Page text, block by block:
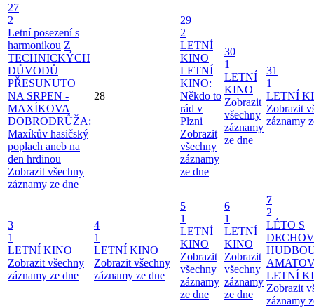
27
2
Letní posezení s
harmonikou Z
TECHNICKÝCH
DŮVODŮ
PŘESUNUTO
NA SRPEN -
MAXÍKOVA
DOBRODRŮŽA:
Maxíkův hasičský
poplach aneb na
den hrdinou
Zobrazit všechny
záznamy ze dne
28
29
2
LETNÍ
KINO
LETNÍ
KINO:
Někdo to
rád v
Plzni
Zobrazit
všechny
záznamy
ze dne
30
1
LETNÍ
KINO
Zobrazit
všechny
záznamy
ze dne
31
1
LETNÍ
Zobrazit
záznamy
3
1
LETNÍ KINO
Zobrazit všechny
záznamy ze dne
4
1
LETNÍ KINO
Zobrazit všechny
záznamy ze dne
5
1
LETNÍ
KINO
Zobrazit
všechny
záznamy
ze dne
6
1
LETNÍ
KINO
Zobrazit
všechny
záznamy
ze dne
7
2
LÉTO S
LETNÍ
Zobrazit
záznamy